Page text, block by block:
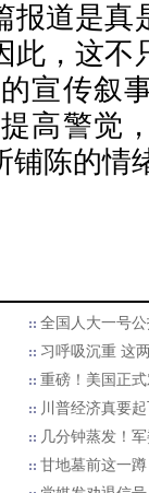
报道是真
此，这不
宣传叙
高警觉
陈的情
全国人大一号
习呼吸沉重 这
重磅！美国正
川普经济真要
几分钟蒸发！
甘地墓前这一